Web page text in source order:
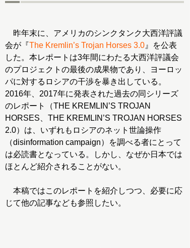
昨年末に、アメリカのシンクタンク大西洋評議
会が『The Kremlin’s Trojan Horses 3.0 』を公表
した。本レポートは3年間にわたる大西洋評議会
のプロジェクトの最後の成果物であり、ヨーロッ
パに対するロシアの干渉を暴き出している。
2016年、2017年に発表された過去の同シリーズ
のレポート（THE KREMLIN’S TROJAN
HORSES、THE KREMLIN’S TROJAN HORSES
2.0）は、いずれもロシアのネット世論操作
（disinformation campaign）を調べる者にとって
は必読書となっている。しかし、なぜか日本では
ほとんど紹介されることがない。
本稿ではこのレポートを紹介しつつ、必要に応
じて他の記事なども参照したい。